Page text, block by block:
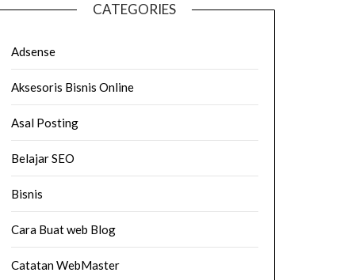
CATEGORIES
Adsense
Aksesoris Bisnis Online
Asal Posting
Belajar SEO
Bisnis
Cara Buat web Blog
Catatan WebMaster